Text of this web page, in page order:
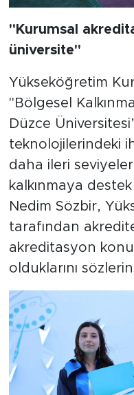
"Kurumsal
üniversite"
Yükseköğretim
"Bölgesel
Düzce
teknolojilerindeki
daha ileri
kalkınmaya
Nedim Sözbir,
tarafından
akreditasyon
olduklarını